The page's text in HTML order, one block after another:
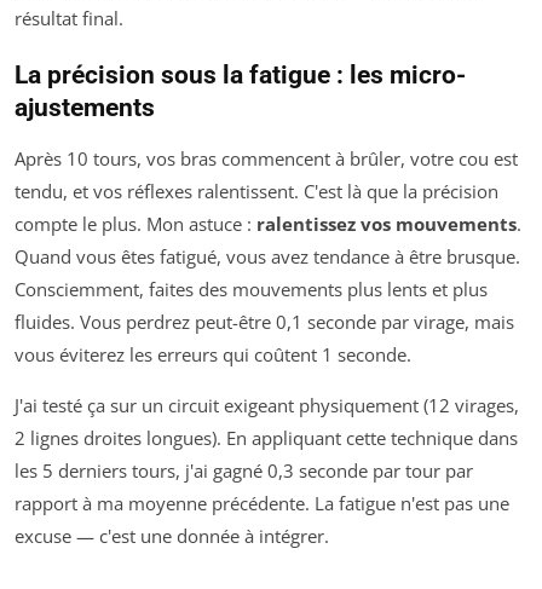
résultat final.
La précision sous la fatigue : les micro-
ajustements
Après 10 tours, vos bras commencent à brûler, votre cou est
tendu, et vos réflexes ralentissent. C'est là que la précision
compte le plus. Mon astuce : ralentissez vos mouvements.
Quand vous êtes fatigué, vous avez tendance à être brusque.
Consciemment, faites des mouvements plus lents et plus
fluides. Vous perdrez peut-être 0,1 seconde par virage, mais
vous éviterez les erreurs qui coûtent 1 seconde.
J'ai testé ça sur un circuit exigeant physiquement (12 virages,
2 lignes droites longues). En appliquant cette technique dans
les 5 derniers tours, j'ai gagné 0,3 seconde par tour par
rapport à ma moyenne précédente. La fatigue n'est pas une
excuse — c'est une donnée à intégrer.